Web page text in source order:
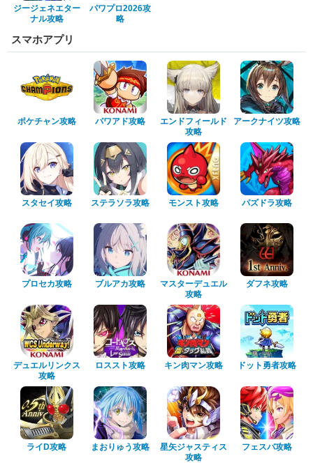
ジージェネエター
ナル攻略
パワプロ2026攻
略
スマホアプリ
ポケチャン攻略 パワアド攻略
エンドフィールド
攻略
アークナイツ攻略
スタセイ攻略 ステラソラ攻略 モンスト攻略 パズドラ攻略
プロセカ攻略 ブルアカ攻略
マスターデュエル
攻略
ダフネ攻略
デュエルリンクス
攻略
ロススト攻略 キン肉マン攻略 ドット勇者攻略
ライD攻略 まおりゅう攻略
星矢ジャスティス
攻略
フェスバ攻略